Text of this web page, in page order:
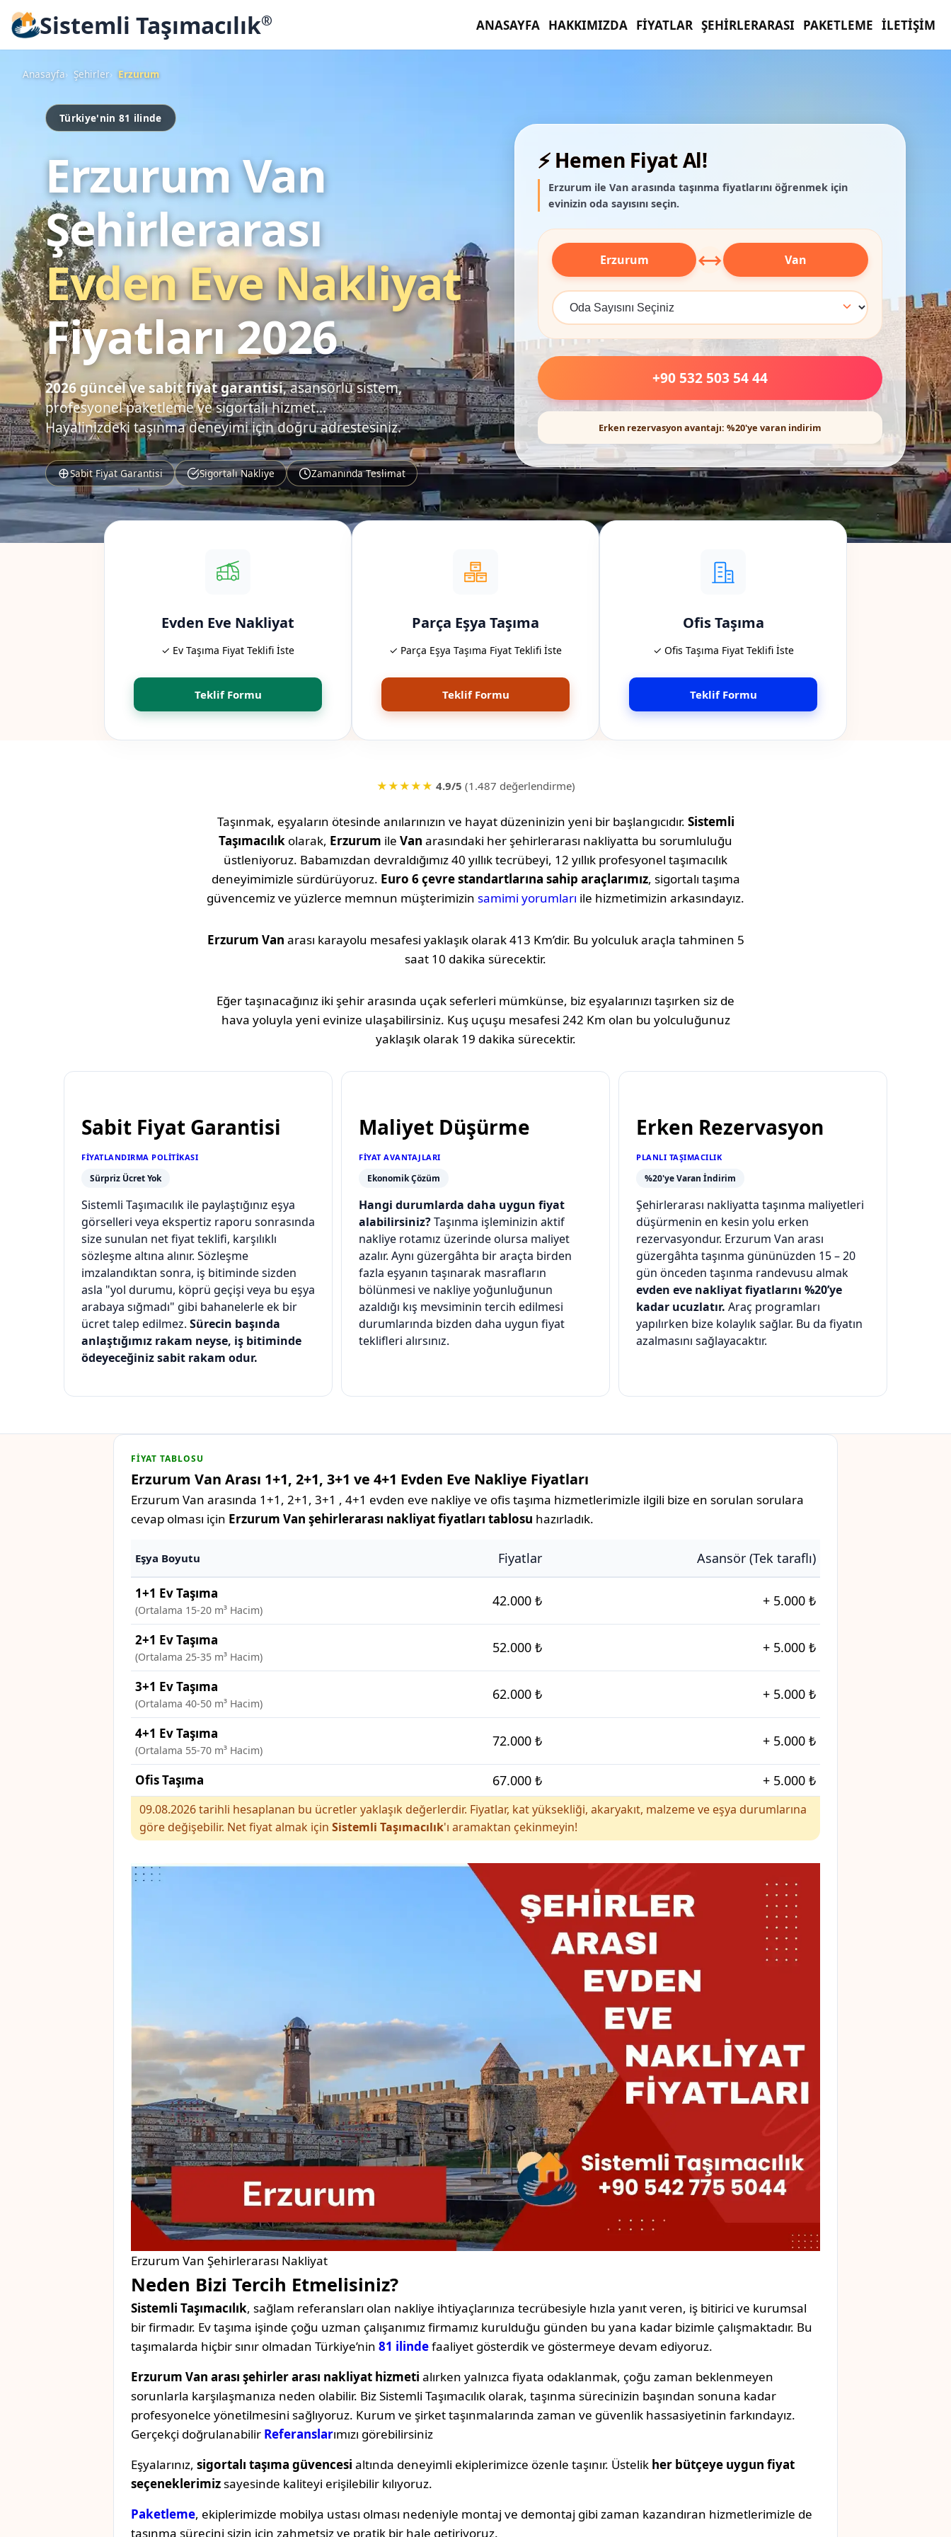
Sistemli Taşımacılık® ANASAYFA HAKKIMIZDA FIYATLAR ŞEHIRLERARASI PAKETLEME İLETIŞIM
Anasayfa Şehirler Erzurum
Türkiye'nin 81 ilinde
Erzurum Van
Şehirlerarası
Evden Eve Nakliyat
Fiyatları 2026
2026 güncel ve sabit fiyat garantisi, asansörlü sistem,
profesyonel paketleme ve sigortalı hizmet...
Hayalinizdeki taşınma deneyimi için doğru adrestesiniz.
Sabit Fiyat Garantisi Sigortalı Nakliye Zamanında Teslimat
⚡ Hemen Fiyat Al!
Erzurum ile Van arasında taşınma fiyatlarını öğrenmek için
evinizin oda sayısını seçin.
Erzurum ⟷ Van
+90 532 503 54 44
Erken rezervasyon avantajı: %20'ye varan indirim
Evden Eve Nakliyat
✓ Ev Taşıma Fiyat Teklifi İste
Teklif Formu
Parça Eşya Taşıma
✓ Parça Eşya Taşıma Fiyat Teklifi İste
Teklif Formu
Ofis Taşıma
✓ Ofis Taşıma Fiyat Teklifi İste
Teklif Formu
★★★★★ 4.9/5 (1.487 değerlendirme)
Taşınmak, eşyaların ötesinde anılarınızın ve hayat düzeninizin yeni bir başlangıcıdır. Sistemli
Taşımacılık olarak, Erzurum ile Van arasındaki her şehirlerarası nakliyatta bu sorumluluğu
üstleniyoruz. Babamızdan devraldığımız 40 yıllık tecrübeyi, 12 yıllık profesyonel taşımacılık
deneyimimizle sürdürüyoruz. Euro 6 çevre standartlarına sahip araçlarımız, sigortalı taşıma
güvencemiz ve yüzlerce memnun müşterimizin samimi yorumları ile hizmetimizin arkasındayız.
Erzurum Van arası karayolu mesafesi yaklaşık olarak413 Km’dir. Bu yolculuk araçla tahminen 5
saat 10 dakika sürecektir.
Eğer taşınacağınız iki şehir arasında uçak seferleri mümkünse, biz eşyalarınızı taşırken siz de
hava yoluyla yeni evinize ulaşabilirsiniz. Kuş uçuşu mesafesi 242 Km olan bu yolculuğunuz
yaklaşık olarak 19 dakika sürecektir.
Sabit Fiyat Garantisi
FIYATLANDIRMA POLITIKASI
Sürpriz Ücret Yok
Sistemli Taşımacılık ile paylaştığınız eşya
görselleri veya ekspertiz raporu sonrasında
size sunulan net fiyat teklifi, karşılıklı
sözleşme altına alınır. Sözleşme
imzalandıktan sonra, iş bitiminde sizden
asla "yol durumu, köprü geçişi veya bu eşya
arabaya sığmadı" gibi bahanelerle ek bir
ücret talep edilmez. Sürecin başında
anlaştığımız rakam neyse, iş bitiminde
ödeyeceğiniz sabit rakam odur.
Maliyet Düşürme
FIYAT AVANTAJLARI
Ekonomik Çözüm
Hangi durumlarda daha uygun fiyat
alabilirsiniz?Taşınma işleminizin aktif
nakliye rotamız üzerinde olursa maliyet
azalır. Aynı güzergâhta bir araçta birden
fazla eşyanın taşınarak masrafların
bölünmesi ve nakliye yoğunluğunun
azaldığı kış mevsiminin tercih edilmesi
durumlarında bizden daha uygun fiyat
teklifleri alırsınız.
Erken Rezervasyon
PLANLI TAŞIMACILIK
%20'ye Varan İndirim
Şehirlerarası nakliyatta taşınma maliyetleri
düşürmenin en kesin yolu erken
rezervasyondur. Erzurum Van arası
güzergâhta taşınma gününüzden 15 – 20
gün önceden taşınma randevusu almak
evden eve nakliyat fiyatlarını %20’ye
kadar ucuzlatır. Araç programları
yapılırken bize kolaylık sağlar. Bu da fiyatın
azalmasını sağlayacaktır.
FIYAT TABLOSU
Erzurum Van Arası 1+1, 2+1, 3+1 ve 4+1 Evden Eve Nakliye Fiyatları
Erzurum Van arasında 1+1, 2+1, 3+1 , 4+1 evden eve nakliye ve ofis taşıma hizmetlerimizle ilgili bize en sorulan sorulara
cevap olması için Erzurum Van şehirlerarası nakliyat fiyatları tablosu hazırladık.
Eşya Boyutu Fiyatlar Asansör (Tek taraflı)
1+1 Ev Taşıma
(Ortalama 15-20 m³ Hacim)
42.000 ₺ + 5.000 ₺
2+1 Ev Taşıma
(Ortalama 25-35 m³ Hacim)
52.000 ₺ + 5.000 ₺
3+1 Ev Taşıma
(Ortalama 40-50 m³ Hacim)
62.000 ₺ + 5.000 ₺
4+1 Ev Taşıma
(Ortalama 55-70 m³ Hacim)
72.000 ₺ + 5.000 ₺
Ofis Taşıma 67.000 ₺ + 5.000 ₺
09.08.2026 tarihli hesaplanan bu ücretler yaklaşık değerlerdir. Fiyatlar, kat yüksekliği, akaryakıt, malzeme ve eşya durumlarına
göre değişebilir. Net fiyat almak için Sistemli Taşımacılık'ı aramaktan çekinmeyin!
Erzurum Van Şehirlerarası Nakliyat
Neden Bizi Tercih Etmelisiniz?
Sistemli Taşımacılık, sağlam referansları olan nakliye ihtiyaçlarınıza tecrübesiyle hızla yanıt veren, iş bitirici ve kurumsal
bir firmadır. Ev taşıma işinde çoğu uzman çalışanımız firmamız kurulduğu günden bu yana kadar bizimle çalışmaktadır. Bu
taşımalarda hiçbir sınır olmadan Türkiye’nin 81 ilindefaaliyet gösterdik ve göstermeye devam ediyoruz.
Erzurum Van arası şehirler arası nakliyat hizmeti alırken yalnızca fiyata odaklanmak, çoğu zaman beklenmeyen
sorunlarla karşılaşmanıza neden olabilir. Biz Sistemli Taşımacılık olarak, taşınma sürecinizin başından sonuna kadar
profesyonelce yönetilmesini sağlıyoruz. Kurum ve şirket taşınmalarında zaman ve güvenlik hassasiyetinin farkındayız.
Gerçekçi doğrulanabilir Referanslarımızı görebilirsiniz
Eşyalarınız, sigortalı taşıma güvencesi altında deneyimli ekiplerimizce özenle taşınır. Üstelik her bütçeye uygun fiyat
seçeneklerimizsayesinde kaliteyi erişilebilir kılıyoruz.
Paketleme, ekiplerimizde mobilya ustası olması nedeniyle montaj ve demontaj gibi zaman kazandıran hizmetlerimizle de
taşınma sürecini sizin için zahmetsiz ve pratik bir hale getiriyoruz.